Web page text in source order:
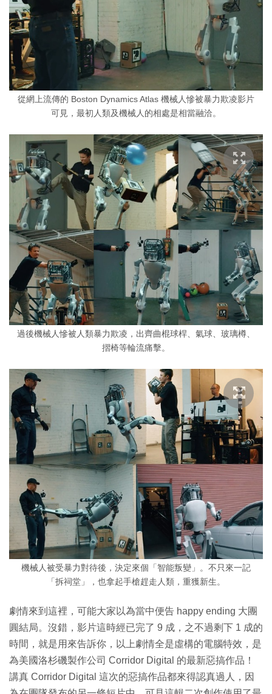
從網上流傳的 Boston Dynamics Atlas 機械人慘被暴力欺凌影片
可見，最初人類及機械人的相處是相當融洽。
過後機械人慘被人類暴力欺凌，出齊曲棍球桿、氣球、玻璃樽、
摺椅等輪流痛擊。
機械人被受暴力對待後，決定來個「智能叛變」。不只來一記
「拆祠堂」，也拿起手槍趕走人類，重獲新生。
劇情來到這裡，可能大家以為當中便告 happy ending 大團
圓結局。沒錯，影片這時經已完了 9 成，之不過剩下 1 成的
時間，就是用來告訴你，以上劇情全是虛構的電腦特效，是
為美國洛杉磯製作公司 Corridor Digital 的最新惡搞作品！
講真 Corridor Digital 這次的惡搞作品都來得認真過人，因